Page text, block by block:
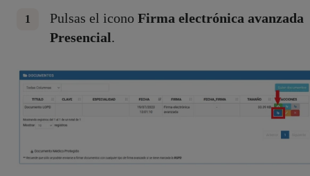
Pulsas el icono Firma electrónica avanzada
Presencial.